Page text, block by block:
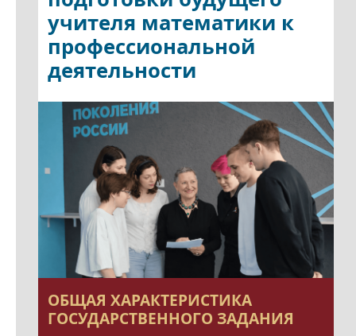
учителя математики к
профессиональной
деятельности
ОБЩАЯ ХАРАКТЕРИСТИКА
ГОСУДАРСТВЕННОГО ЗАДАНИЯ